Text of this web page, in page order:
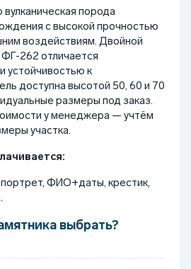
порода
с высокой прочностью
воздействиям. Двойной
262 отличается
устойчивостью к
доступна высотой 50, 60 и 70
размеры под заказ.
у менеджера — учтём
участка.
портрет, ФИО+даты, крестик,
выбрать?